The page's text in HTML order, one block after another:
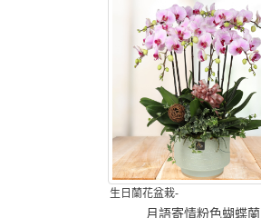
生日蘭花盆栽-
月語寄情粉色蝴蝶蘭